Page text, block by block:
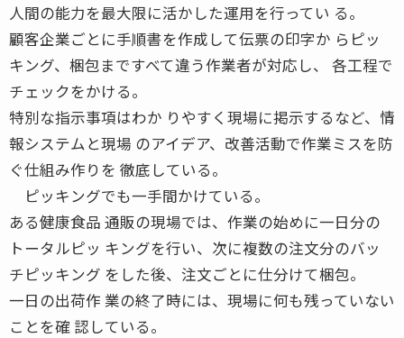
人間の能力を最大限に活かした運用を行ってい る。
顧客企業ごとに手順書を作成して伝票の印字か らピッ
キング、梱包まですべて違う作業者が対応し、 各工程で
チェックをかける。
特別な指示事項はわか りやすく現場に掲示するなど、情
報システムと現場 のアイデア、改善活動で作業ミスを防
ぐ仕組み作りを 徹底している。
ピッキングでも一手間かけている。
ある健康食品 通販の現場では、作業の始めに一日分の
トータルピッ キングを行い、次に複数の注文分のバッ
チピッキング をした後、注文ごとに仕分けて梱包。
一日の出荷作 業の終了時には、現場に何も残っていない
ことを確 認している。